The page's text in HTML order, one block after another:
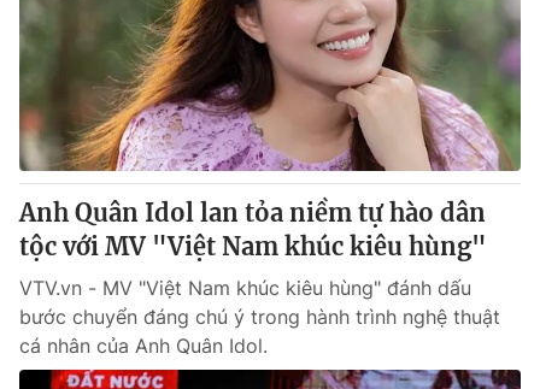
Anh Quân Idol lan tỏa niềm tự hào dân
tộc với MV "Việt Nam khúc kiêu hùng"
VTV.vn - MV "Việt Nam khúc kiêu hùng" đánh dấu
bước chuyển đáng chú ý trong hành trình nghệ thuật
cá nhân của Anh Quân Idol.